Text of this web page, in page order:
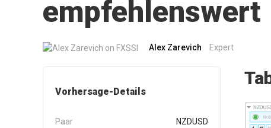
empfehlenswert
Alex Zarevich Expert
Vorhersage-Details
Paar NZDUSD